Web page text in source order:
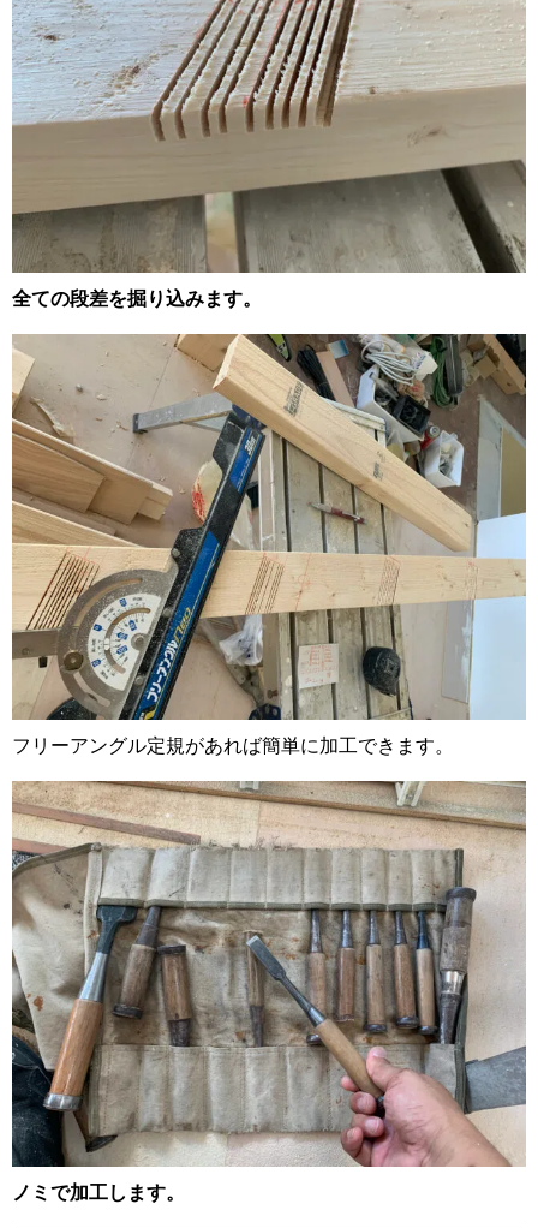
全ての段差を掘り込みます。
フリーアングル定規があれば簡単に加工できます。
ノミで加工します。